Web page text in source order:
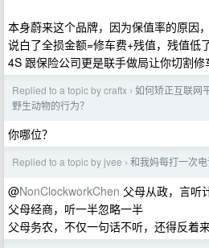
本身蔚来这个品牌，因为保值率的原因
说白了全损金额=修车费+残值，残值低
4S 跟保险公司更是联手做局让你切割修
Replied to a topic by craftx › 如何矫正互联网
野生动物的行为？
你哪位？
Replied to a topic by jvee › 和我妈每打一次
@NonClockworkChen 父母从政，言听
父母经商，听一半忽略一半
父母务农，不仅一句话不听，还得反着